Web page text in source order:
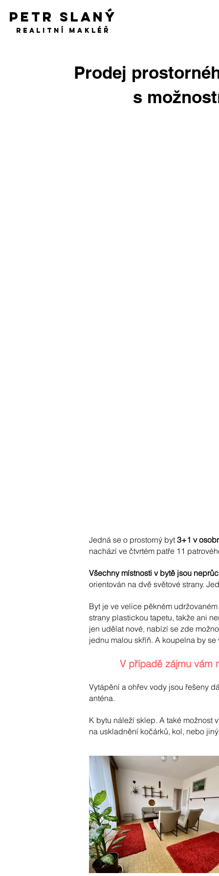
PETR SLANÝ
Realitní makléř
Prodej
s
Jedná se o prostorný byt 3+1 v
nachází ve čtvrtém patře 11
Všechny místnosti v bytě jsou
orientován na dvě světové strany.
Byt je ve velice pěkném
strany plastickou tapetu, takže ani
jen udělat nové, nabízí se zde
jednu malou skříň. A koupelna by
V případě zájmu vám
Vytápění a ohřev vody jsou řešeny
anténa.
K bytu náleží sklep. A také možnost
na uskladnění kočárků, kol, nebo